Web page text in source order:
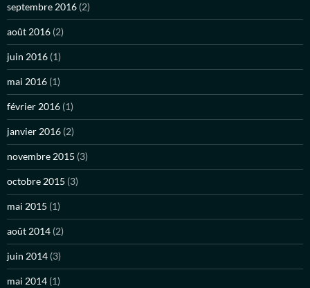
septembre 2016 (2)
août 2016 (2)
juin 2016 (1)
mai 2016 (1)
février 2016 (1)
janvier 2016 (2)
novembre 2015 (3)
octobre 2015 (3)
mai 2015 (1)
août 2014 (2)
juin 2014 (3)
mai 2014 (1)